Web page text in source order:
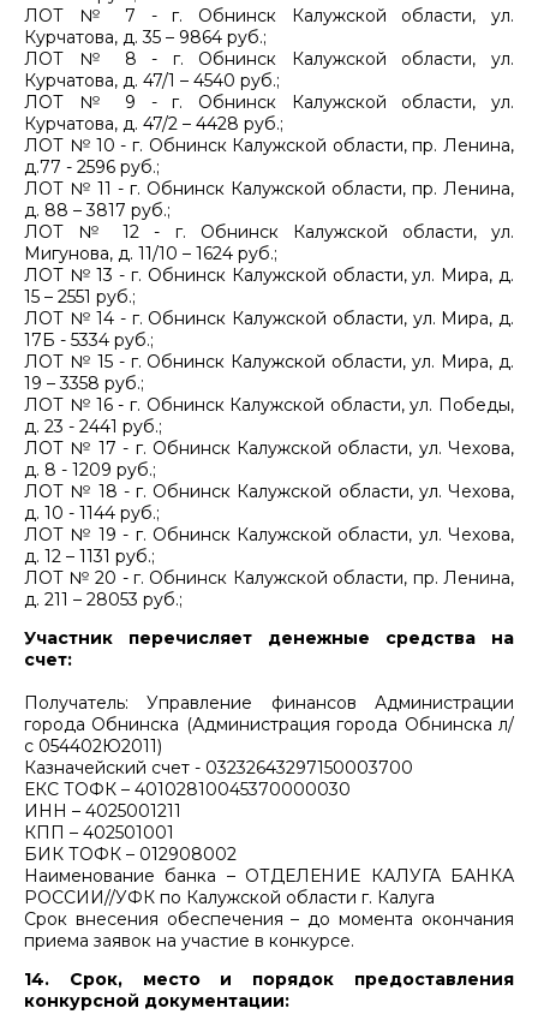
ЛОТ № 7 - г. Обнинск Калужской области, ул.
Курчатова, д. 35 – 9864 руб.;
ЛОТ № 8 - г. Обнинск Калужской области, ул.
Курчатова, д. 47/1 – 4540 руб.;
ЛОТ № 9 - г. Обнинск Калужской области, ул.
Курчатова, д. 47/2 – 4428 руб.;
ЛОТ № 10 - г. Обнинск Калужской области, пр. Ленина,
д.77 - 2596 руб.;
ЛОТ № 11 - г. Обнинск Калужской области, пр. Ленина,
д. 88 – 3817 руб.;
ЛОТ № 12 - г. Обнинск Калужской области, ул.
Мигунова, д. 11/10 – 1624 руб.;
ЛОТ № 13 - г. Обнинск Калужской области, ул. Мира, д.
15 – 2551 руб.;
ЛОТ № 14 - г. Обнинск Калужской области, ул. Мира, д.
17Б - 5334 руб.;
ЛОТ № 15 - г. Обнинск Калужской области, ул. Мира, д.
19 – 3358 руб.;
ЛОТ № 16 - г. Обнинск Калужской области, ул. Победы,
д. 23 - 2441 руб.;
ЛОТ № 17 - г. Обнинск Калужской области, ул. Чехова,
д. 8 - 1209 руб.;
ЛОТ № 18 - г. Обнинск Калужской области, ул. Чехова,
д. 10 - 1144 руб.;
ЛОТ № 19 - г. Обнинск Калужской области, ул. Чехова,
д. 12 – 1131 руб.;
ЛОТ № 20 - г. Обнинск Калужской области, пр. Ленина,
д. 211 – 28053 руб.;
Участник перечисляет денежные средства на
счет:
Получатель: Управление финансов Администрации
города Обнинска (Администрация города Обнинска л/
с 054402Ю2011)
Казначейский счет - 03232643297150003700
ЕКС ТОФК – 40102810045370000030
ИНН – 4025001211
КПП – 402501001
БИК ТОФК – 012908002
Наименование банка – ОТДЕЛЕНИЕ КАЛУГА БАНКА
РОССИИ//УФК по Калужской области г. Калуга
Срок внесения обеспечения – до момента окончания
приема заявок на участие в конкурсе.
14. Срок, место и порядок предоставления
конкурсной документации: